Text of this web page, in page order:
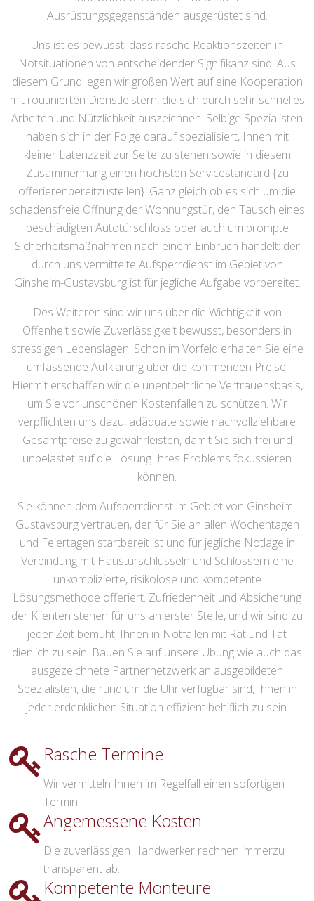
Ausrüstungsgegenständen ausgerüstet sind.
Uns ist es bewusst, dass rasche Reaktionszeiten in
Notsituationen von entscheidender Signifikanz sind. Aus
diesem Grund legen wir großen Wert auf eine Kooperation
mit routinierten Dienstleistern, die sich durch sehr schnelles
Arbeiten und Nützlichkeit auszeichnen. Selbige Spezialisten
haben sich in der Folge darauf spezialisiert, Ihnen mit
kleiner Latenzzeit zur Seite zu stehen sowie in diesem
Zusammenhang einen höchsten Servicestandard {zu
offerierenbereitzustellen}. Ganz gleich ob es sich um die
schadensfreie Öffnung der Wohnungstür, den Tausch eines
beschädigten Autotürschloss oder auch um prompte
Sicherheitsmaßnahmen nach einem Einbruch handelt: der
durch uns vermittelte Aufsperrdienst im Gebiet von
Ginsheim-Gustavsburg ist für jegliche Aufgabe vorbereitet.
Des Weiteren sind wir uns über die Wichtigkeit von
Offenheit sowie Zuverlässigkeit bewusst, besonders in
stressigen Lebenslagen. Schon im Vorfeld erhalten Sie eine
umfassende Aufklärung über die kommenden Preise.
Hiermit erschaffen wir die unentbehrliche Vertrauensbasis,
um Sie vor unschönen Kostenfallen zu schützen. Wir
verpflichten uns dazu, adäquate sowie nachvollziehbare
Gesamtpreise zu gewährleisten, damit Sie sich frei und
unbelastet auf die Lösung Ihres Problems fokussieren
können.
Sie können dem Aufsperrdienst im Gebiet von Ginsheim-
Gustavsburg vertrauen, der für Sie an allen Wochentagen
und Feiertagen startbereit ist und für jegliche Notlage in
Verbindung mit Haustürschlüsseln und Schlössern eine
unkomplizierte, risikolose und kompetente
Lösungsmethode offeriert. Zufriedenheit und Absicherung
der Klienten stehen für uns an erster Stelle, und wir sind zu
jeder Zeit bemüht, Ihnen in Notfällen mit Rat und Tat
dienlich zu sein. Bauen Sie auf unsere Übung wie auch das
ausgezeichnete Partnernetzwerk an ausgebildeten
Spezialisten, die rund um die Uhr verfügbar sind, Ihnen in
jeder erdenklichen Situation effizient behiflich zu sein.
Rasche Termine
Wir vermitteln Ihnen im Regelfall einen sofortigen
Termin.
Angemessene Kosten
Die zuverlässigen Handwerker rechnen immerzu
transparent ab.
Kompetente Monteure